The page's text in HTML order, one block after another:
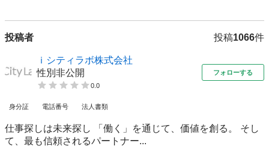
投稿者 投稿1066件
ｉシティラボ株式会社
性別非公開
0.0
フォローする
身分証 電話番号 法人書類
仕事探しは未来探し 「働く」を通じて、価値を創る。 そし
て、最も信頼されるパートナー...